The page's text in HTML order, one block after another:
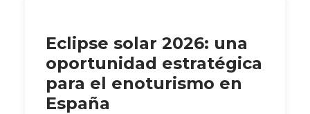
Eclipse solar 2026: una
oportunidad estratégica
para el enoturismo en
España